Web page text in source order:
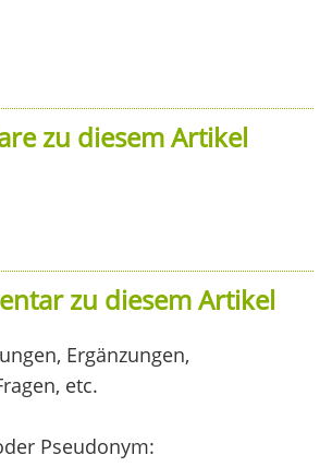
zu diesem Artikel
zu diesem Artikel
Ergänzungen,
etc.
Pseudonym: